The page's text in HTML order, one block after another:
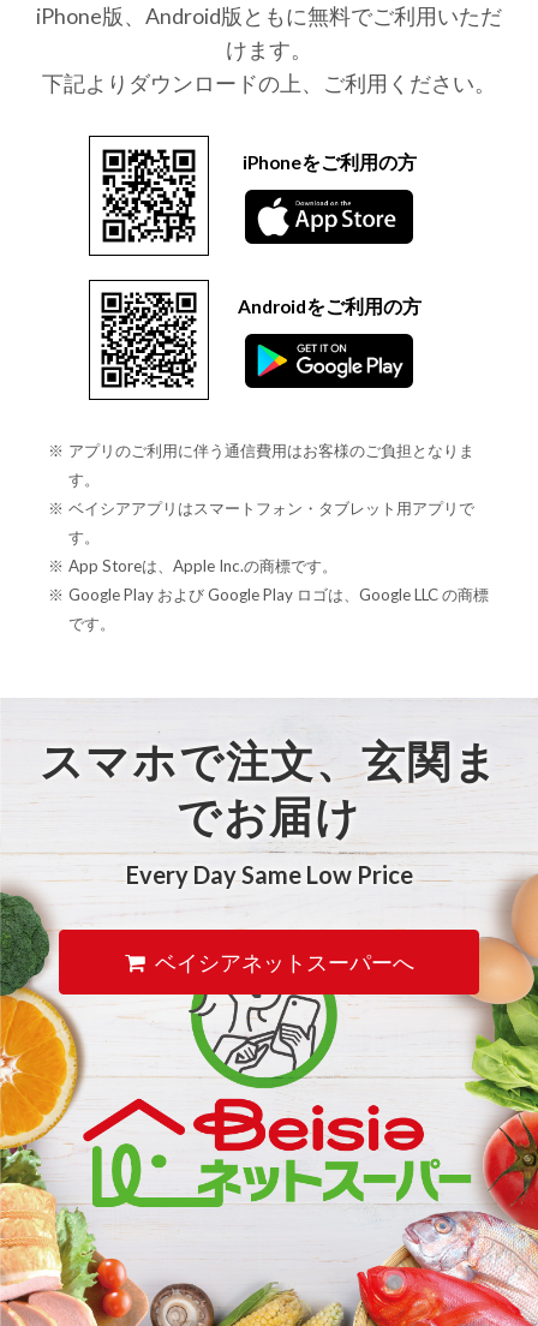
iPhone版、Android版ともに無料でご利用いただ
けます。
下記よりダウンロードの上、ご利用ください。
iPhoneをご利用の方
Androidをご利用の方
アプリのご利用に伴う通信費用はお客様のご負担となりま
す。
ベイシアアプリはスマートフォン・タブレット用アプリで
す。
App Storeは、Apple Inc.の商標です。
Google Play および Google Play ロゴは、Google LLC の商標
です。
スマホで注文、玄関ま
でお届け
Every Day Same Low Price
ベイシアネットスーパーへ